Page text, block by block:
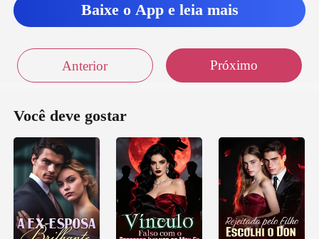
Baixe o App e leia mais
Anterior Próximo
Você deve gostar